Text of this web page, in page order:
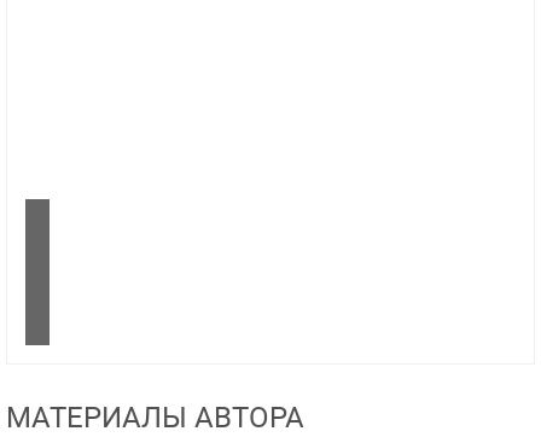
МАТЕРИАЛЫ АВТОРА